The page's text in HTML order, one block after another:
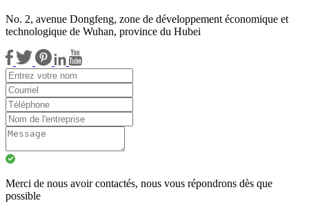
No. 2, avenue Dongfeng, zone de développement économique et
technologique de Wuhan, province du Hubei
Merci de nous avoir contactés, nous vous répondrons dès que
possible